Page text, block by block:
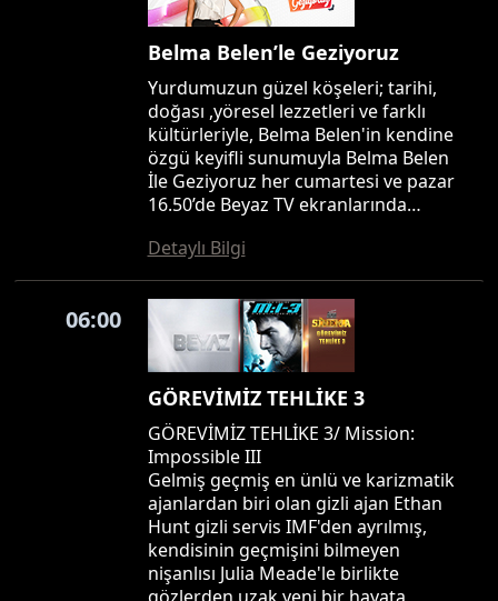
Belma Belen’le Geziyoruz
Yurdumuzun güzel köşeleri; tarihi,
doğası ,yöresel lezzetleri ve farklı
kültürleriyle, Belma Belen'in kendine
özgü keyifli sunumuyla Belma Belen
İle Geziyoruz her cumartesi ve pazar
16.50’de Beyaz TV ekranlarında…
Detaylı Bilgi
06:00
GÖREVİMİZ TEHLİKE 3
GÖREVİMİZ TEHLİKE 3/ Mission:
Impossible III
Gelmiş geçmiş en ünlü ve karizmatik
ajanlardan biri olan gizli ajan Ethan
Hunt gizli servis IMF'den ayrılmış,
kendisinin geçmişini bilmeyen
nişanlısı Julia Meade'le birlikte